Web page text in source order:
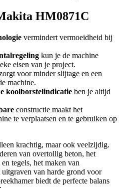
HM0871C
vermindert vermoeidheid bij
kun je de machine
eisen van je project.
voor minder slijtage en een
machine.
koolborstelindicatie ben je altijd
constructie maakt het
te verplaatsen en te gebruiken op
krachtig, maar ook veelzijdig.
van overtollig beton, het
tegels, het maken van
van harde grond voor
biedt de perfecte balans